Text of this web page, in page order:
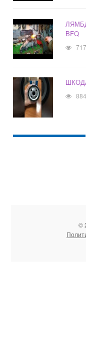
BFQ
©